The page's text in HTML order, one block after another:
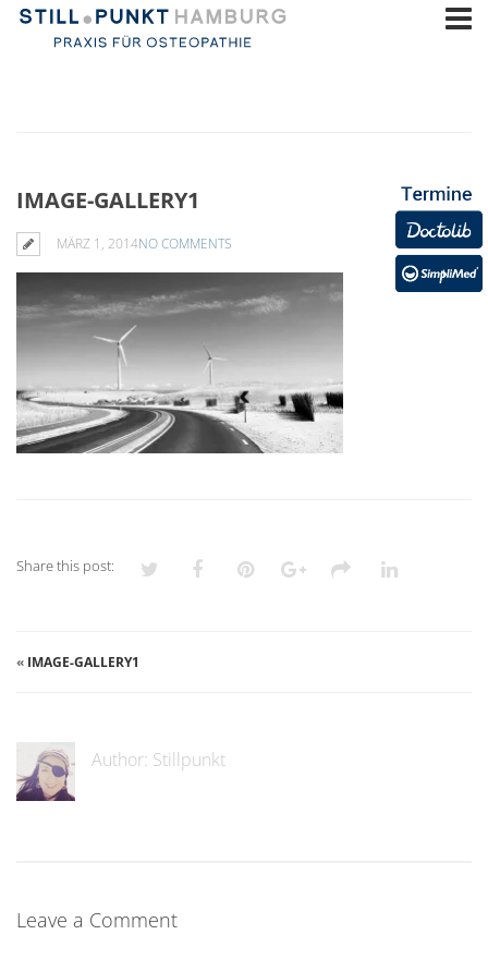
IMAGE-GALLERY1
MÄRZ 1, 2014NO COMMENTS
Share this post:
« IMAGE-GALLERY1
Author: Stillpunkt
Leave a Comment